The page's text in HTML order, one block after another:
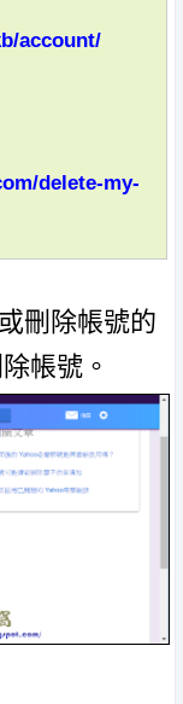
account/
delete-my-
刪除帳號的
帳號。